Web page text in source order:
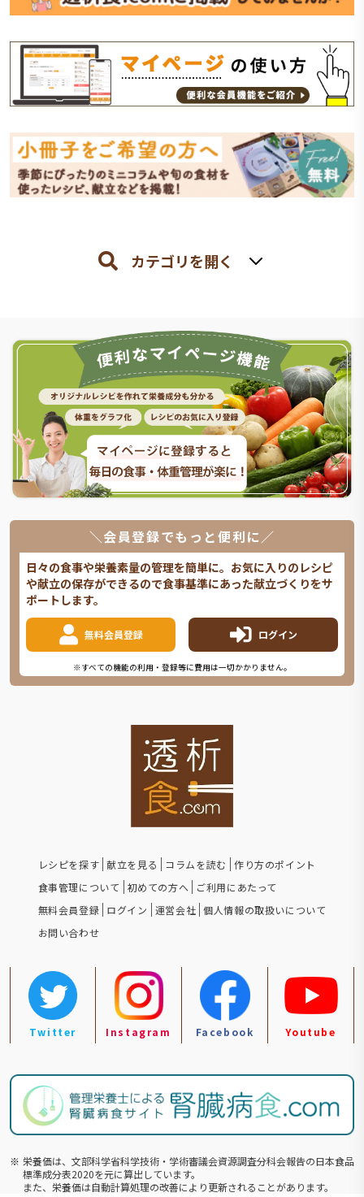
カテゴリを開く
＼会員登録でもっと便利に／
日々の食事や栄養素量の管理を簡単に。お気に入りのレシピ
や献立の保存ができるので食事基準にあった献立づくりをサ
ポートします。
無料会員登録 ログイン
※すべての機能の利用・登録等に費用は一切かかりません。
レシピを探す 献立を見る コラムを読む
作り方のポイント
食事管理について
初めての方へ
ご利用にあたって
無料会員登録 ログイン 運営会社 個人情報の取扱いについて
お問い合わせ
Twitter Instagram Facebook Youtube
※ 栄養価は、文部科学省科学技術・学術審議会資源調査分科会報告の⽇本食品
標準成分表2020を元に算出しています。
また、栄養価は自動計算処理の改善により更新されることがあります。